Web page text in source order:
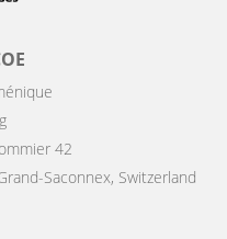
42
Saconnex, Switzerland